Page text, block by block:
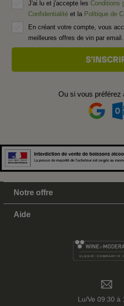
J'ai lu et j'accepte les Conditions
Confidentialité et la Politique de
En créant votre compte, vous
meilleures offres de vin par email.
Ou si vous préférez
Notre offre
Aide
Lu/Ve 09:30 à